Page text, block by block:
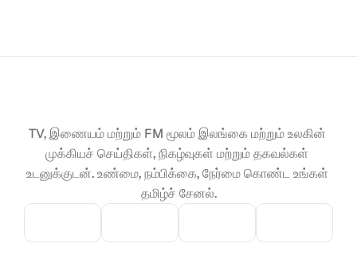
TV, இணையம் மற்றும் FM மூலம் இலங்கை மற்றும் உலகின்
முக்கியச் செய்திகள், நிகழ்வுகள் மற்றும் தகவல்கள்
உடனுக்குடன். உண்மை, நம்பிக்கை, நேர்மை கொண்ட உங்கள்
தமிழ்ச் சேனல்.